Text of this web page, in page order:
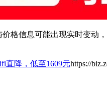
格信息可能出现实时变动
直降，低至1609元https://